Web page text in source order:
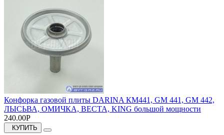
Конфорка газовой плиты DARINA КМ441, GM 441, GM 442,
ЛЫСЬВА, ОМИЧКА, ВЕСТА, KING большой мощности
240.00Р
КУПИТЬ